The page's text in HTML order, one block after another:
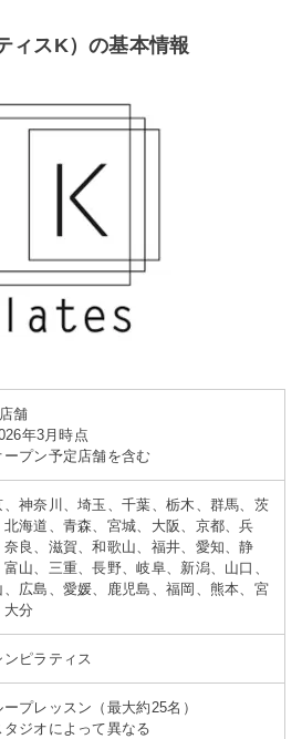
ィスK）の基本情報
舗
年3月時点
プン予定店舗を含む
、神奈川、埼玉、千葉、栃木、群馬、茨
北海道、青森、宮城、大阪、京都、兵
奈良、滋賀、和歌山、福井、愛知、静
富山、三重、長野、岐阜、新潟、山口、
、広島、愛媛、鹿児島、福岡、熊本、宮
大分
ンピラティス
ープレッスン（最大約25名）
ジオによって異なる